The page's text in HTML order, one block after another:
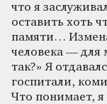
что я
оставить хоть
памяти…
человека — для
так?» Я
госпитали,
Что понимает,